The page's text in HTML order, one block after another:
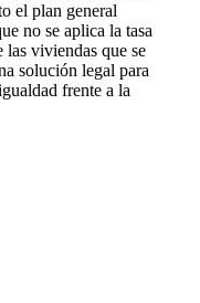
el plan general
no se aplica la tasa
viviendas que se
solución legal para
frente a la